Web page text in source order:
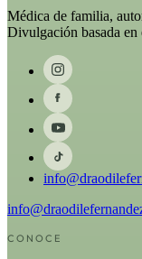
Médica de familia,
Divulgación basada en
CONOCE